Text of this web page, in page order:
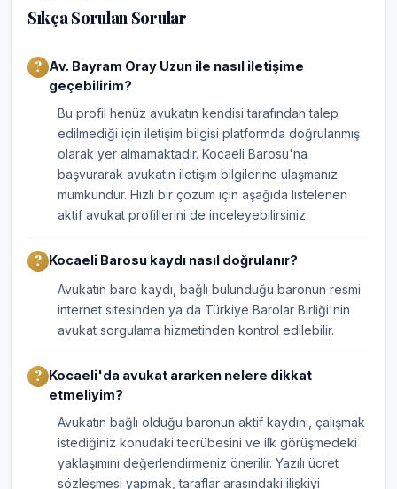
Sıkça Sorulan Sorular
Av. Bayram Oray Uzun ile nasıl iletişime
geçebilirim?
Bu profil henüz avukatın kendisi tarafından talep
edilmediği için iletişim bilgisi platformda doğrulanmış
olarak yer almamaktadır. Kocaeli Barosu'na
başvurarak avukatın iletişim bilgilerine ulaşmanız
mümkündür. Hızlı bir çözüm için aşağıda listelenen
aktif avukat profillerini de inceleyebilirsiniz.
Kocaeli Barosu kaydı nasıl doğrulanır?
Avukatın baro kaydı, bağlı bulunduğu baronun resmi
internet sitesinden ya da Türkiye Barolar Birliği'nin
avukat sorgulama hizmetinden kontrol edilebilir.
Kocaeli'da avukat ararken nelere dikkat
etmeliyim?
Avukatın bağlı olduğu baronun aktif kaydını, çalışmak
istediğiniz konudaki tecrübesini ve ilk görüşmedeki
yaklaşımını değerlendirmeniz önerilir. Yazılı ücret
sözleşmesi yapmak, taraflar arasındaki ilişkiyi